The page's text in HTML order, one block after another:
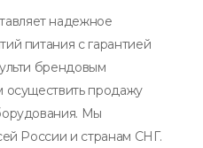
надежное
питания с гарантией
брендовым
продажу
Мы
России и странам СНГ.